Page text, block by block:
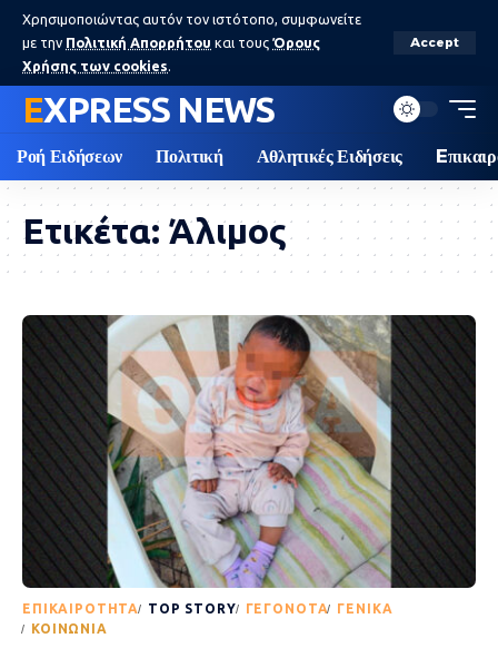
Χρησιμοποιώντας αυτόν τον ιστότοπο, συμφωνείτε
με την Πολιτική Απορρήτου και τους Όρους
Χρήσης των cookies.
Accept
EXPRESS NEWS
Ροή Ειδήσεων Πολιτική Αθλητικές Ειδήσεις
Ετικέτα: Άλιμος
EΠΙΚΑΙΡΌΤΗΤΑ TOP STORY ΓΕΓΟΝΌΤΑ
ΓΕΝΙΚΆ
ΚΟΙΝΩΝΊΑ